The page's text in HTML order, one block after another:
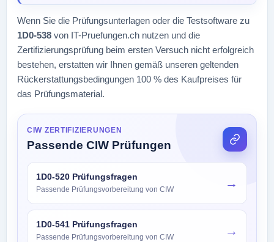
Wenn Sie die Prüfungsunterlagen oder die Testsoftware zu
1D0-538 von IT-Pruefungen.ch nutzen und die
Zertifizierungsprüfung beim ersten Versuch nicht erfolgreich
bestehen, erstatten wir Ihnen gemäß unseren geltenden
Rückerstattungsbedingungen 100 % des Kaufpreises für
das Prüfungsmaterial.
CIW ZERTIFIZIERUNGEN
Passende CIW Prüfungen
1D0-520 Prüfungsfragen
Passende Prüfungsvorbereitung von CIW →
1D0-541 Prüfungsfragen
Passende Prüfungsvorbereitung von CIW →